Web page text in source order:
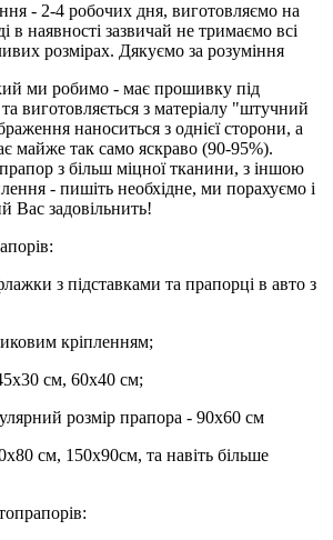
- 2-4 робочих дня, виготовляємо на
в наявності зазвичай не тримаємо всі
розмірах. Дякуємо за розуміння
ми робимо - має прошивку під
виготовляється з матеріалу "штучний
наноситься з однієї сторони, а
майже так само яскраво (90-95%).
з більш міцної тканини, з іншою
- пишіть необхідне, ми порахуємо і
Вас задовільнить!
з підставками та прапорці в авто з
кріпленням;
см, 60х40 см;
розмір прапора - 90х60 см
см, 150х90см, та навіть більше